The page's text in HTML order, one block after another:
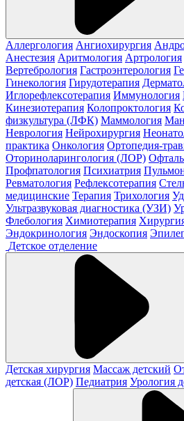
Аллергология Ангиохирургия
Анестезия Аритмология Артрология
Вертебрология Гастроэнтерология
Гинекология Гирудотерапия
Иглорефлексотерапия Иммунология
Кинезиотерапия Колопроктология
физкультура (ЛФК) Маммология
Неврология Нейрохирургия
практика Онкология Ортопедия-
Оториноларингология (ЛОР)
Профпатология Психиатрия
Ревматология Рефлексотерапия
медицинские Терапия Трихология
Ультразвуковая диагностика (УЗИ)
Флебология Химиотерапия
Эндокринология Эндоскопия
Детское отделение
Детская хирургия Массаж детский
детская (ЛОР) Педиатрия Урология